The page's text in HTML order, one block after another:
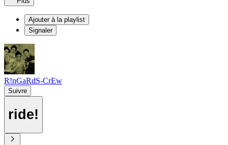
Ajouter à la playlist
Signaler
R!nGaRdS-CrEw
Suivre
ride!